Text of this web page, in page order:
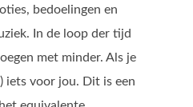
bedoelingen en
In de loop der tijd
met minder. Als je
iets voor jou. Dit is een